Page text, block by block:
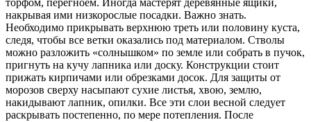
накрывая ими низкорослые посадки. Важно знать.
Необходимо прикрывать верхнюю треть или половину куста,
следя, чтобы все ветки оказались под материалом. Стволы
можно разложить «солнышком» по земле или собрать в пучок,
пригнуть на кучу лапника или доску. Конструкции стоит
прижать кирпичами или обрезками досок. Для защиты от
морозов сверху насыпают сухие листья, хвою, землю,
накидывают лапник, опилки. Все эти слои весной следует
раскрывать постепенно, по мере потепления. После